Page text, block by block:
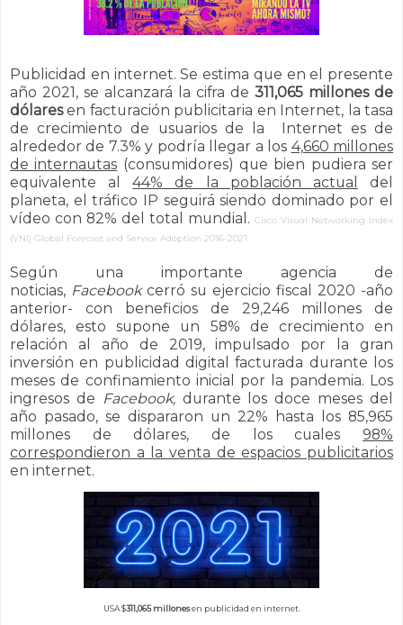
Publicidad en internet. Se estima que en el presente
año 2021, se alcanzará la cifra de 311,065 millones de
dólaresen facturación publicitaria en Internet, la tasa
de crecimiento de usuarios de la Internet es de
alrededor de 7.3% y podría llegar a los 4,660 millones
de internautas (consumidores) que bien pudiera ser
equivalente al44% de la población actual
del
planeta, el tráfico IP seguirá siendo dominado por el
vídeo con 82% del total mundial. Cisco Visual Networking Index
(VNI) Global Forecast and Service Adoption 2016-2021
Según una importante agencia de
noticias, Facebookcerró su ejercicio fiscal 2020 -año
anterior- con beneficios de 29,246 millones de
dólares, esto supone un 58% de crecimiento en
relación al año de 2019, impulsado por la gran
inversión en publicidad digital facturada durante los
meses de confinamiento inicial por la pandemia. Los
ingresos de Facebook,durante los doce meses del
año pasado, se dispararon un 22% hasta los 85,965
millones de dólares, de los cuales 98%
correspondieron a la venta de espacios publicitarios
en internet.
USA $311,065 millonesen publicidad en internet.